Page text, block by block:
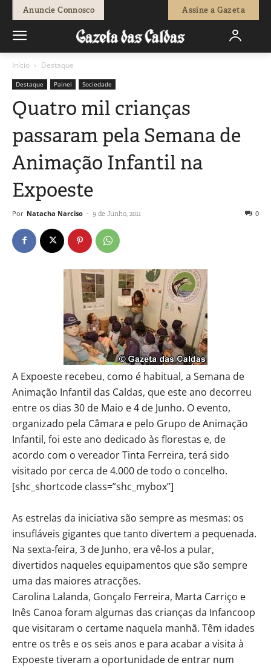
Anuncie Connosco Assine a Gazeta
Início Destaque
Destaque Painel Sociedade
Quatro mil crianças
passaram pela Semana de
Animação Infantil na
Expoeste
Por Natacha Narciso - 9 de Junho, 2011 0
A Expoeste recebeu, como é habitual, a Semana de
Animação Infantil das Caldas, que este ano decorreu
entre os dias 30 de Maio e 4 de Junho. O evento,
organizado pela Câmara e pelo Grupo de Animação
Infantil, foi este ano dedicado às florestas e, de
acordo com o vereador Tinta Ferreira, terá sido
visitado por cerca de 4.000 de todo o concelho.
[shc_shortcode class=”shc_mybox”]
As estrelas da iniciativa são sempre as mesmas: os
insufláveis gigantes que tanto divertem a pequenada.
Na sexta-feira, 3 de Junho, era vê-los a pular,
divertidos naqueles equipamentos que são sempre
uma das maiores atracções.
Carolina Lalanda, Gonçalo Ferreira, Marta Carriço e
Inês Canoa foram algumas das crianças da Infancoop
que visitaram o certame naquela manhã. Têm idades
entre os três e os seis anos e para acabar a visita à
Expoeste tiveram a oportunidade de entrar num